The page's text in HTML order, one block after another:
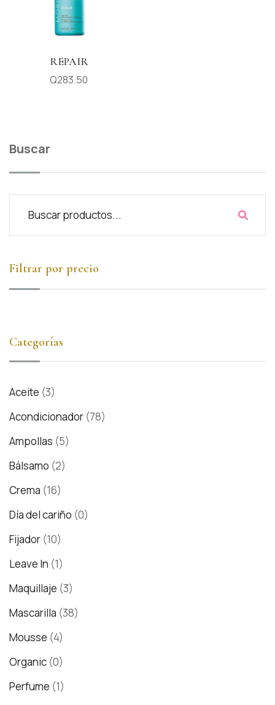
Buscar
Filtrar por precio
Categorías
Aceite (3)
Acondicionador (78)
Ampollas (5)
Bálsamo (2)
Crema (16)
Día del cariño (0)
Fijador (10)
Leave In (1)
Maquillaje (3)
Mascarilla (38)
Mousse (4)
Organic (0)
Perfume (1)
REPAIR
Q283.50